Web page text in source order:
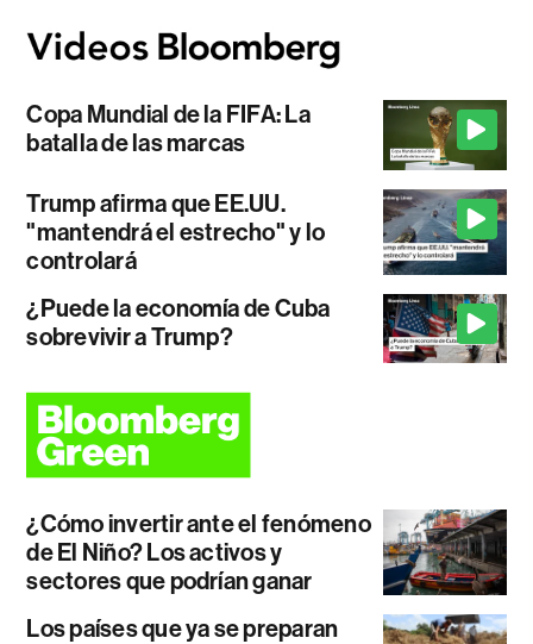
Copa Mundial de la FIFA: La
batalla de las marcas
Trump afirma que EE.UU.
"mantendrá el estrecho" y lo
controlará
¿Puede la economía de Cuba
sobrevivir a Trump?
¿Cómo invertir ante el fenómeno
de El Niño? Los activos y
sectores que podrían ganar
Los países que ya se preparan